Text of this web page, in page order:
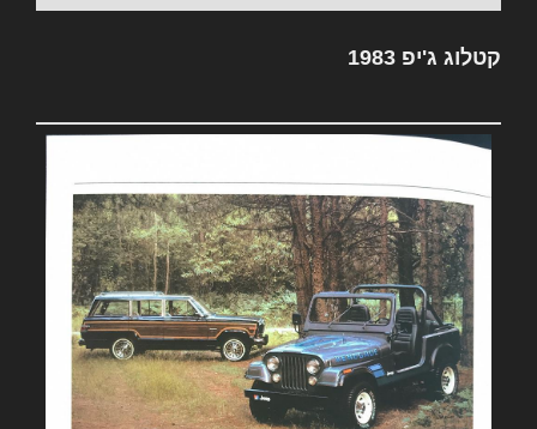
קטלוג ג'יפ 1983